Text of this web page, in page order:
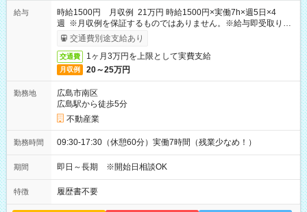
給与
時給1500円 月収例 21万円 時給1500円×実働7h×週5日×4
週 ※月収例を保証するものではありません。※給与即受取りサ
ービス利用可（利用条件有）
交通費別途支給あり
交通費 1ヶ月3万円を上限として実費支給
月収例 20～25万円
勤務地
広島市南区
広島駅から徒歩5分
不動産業
勤務時間 09:30-17:30（休憩60分）実働7時間（残業少なめ！）
期間 即日～長期 ※開始日相談OK
特徴 履歴書不要